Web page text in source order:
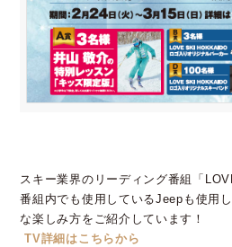
スキー業界のリーディング番組「
番組内でも使用しているJeepも使用
な楽しみ方をご紹介しています！
TV詳細はこちらから